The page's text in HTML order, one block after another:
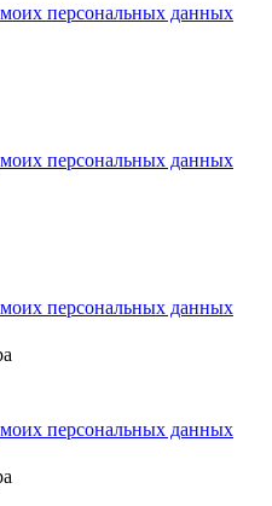
персональных данных
персональных данных
персональных данных
персональных данных